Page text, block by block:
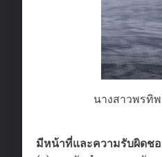
นางสาวพรทิ
มีหน้าที่และความรับผิดช